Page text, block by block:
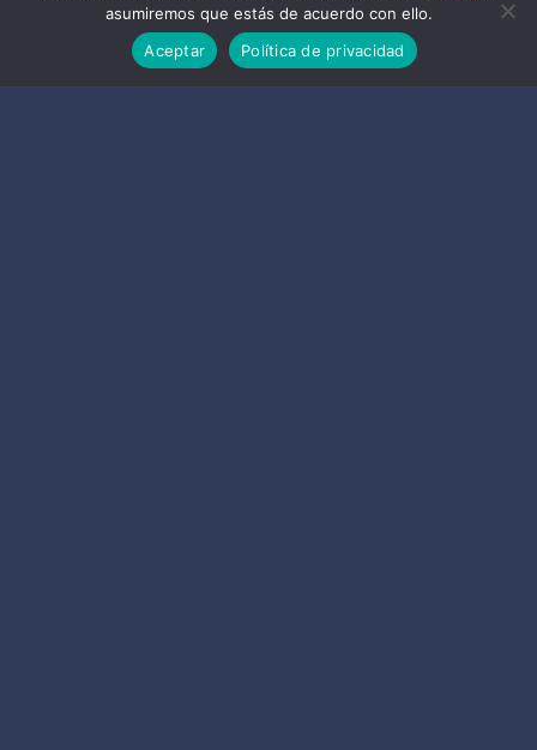
asumiremos que estás de acuerdo con ello.
Aceptar
Política de privacidad